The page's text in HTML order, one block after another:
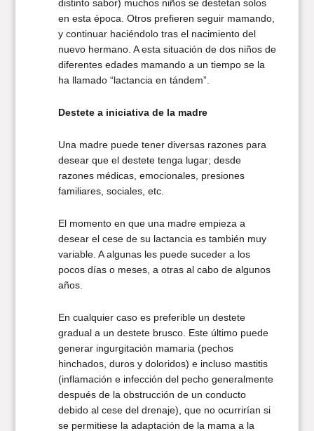
distinto sabor) muchos niños se destetan solos
en esta época. Otros prefieren seguir mamando,
y continuar haciéndolo tras el nacimiento del
nuevo hermano. A esta situación de dos niños de
diferentes edades mamando a un tiempo se la
ha llamado “lactancia en tándem”.
Destete a iniciativa de la madre
Una madre puede tener diversas razones para
desear que el destete tenga lugar; desde
razones médicas, emocionales, presiones
familiares, sociales, etc.
El momento en que una madre empieza a
desear el cese de su lactancia es también muy
variable. A algunas les puede suceder a los
pocos días o meses, a otras al cabo de algunos
años.
En cualquier caso es preferible un destete
gradual a un destete brusco. Este último puede
generar ingurgitación mamaria (pechos
hinchados, duros y doloridos) e incluso mastitis
(inflamación e infección del pecho generalmente
después de la obstrucción de un conducto
debido al cese del drenaje), que no ocurrirían si
se permitiese la adaptación de la mama a la